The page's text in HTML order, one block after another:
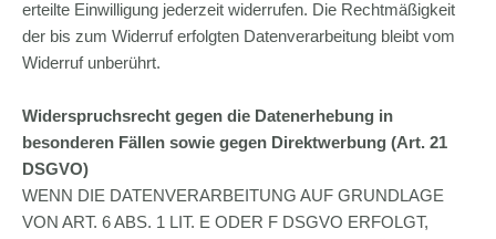
erteilte Einwilligung jederzeit widerrufen. Die Rechtmäßigkeit
der bis zum Widerruf erfolgten Datenverarbeitung bleibt vom
Widerruf unberührt.
Widerspruchsrecht gegen die Datenerhebung in
besonderen Fällen sowie gegen Direktwerbung (Art. 21
DSGVO)
WENN DIE DATENVERARBEITUNG AUF GRUNDLAGE
VON ART. 6 ABS. 1 LIT. E ODER F DSGVO ERFOLGT,